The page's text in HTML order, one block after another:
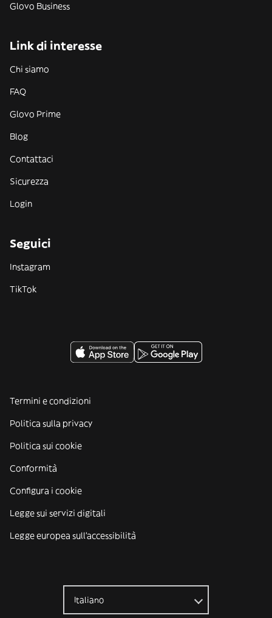
Glovo Business
Link di interesse
Chi siamo
FAQ
Glovo Prime
Blog
Contattaci
Sicurezza
Login
Seguici
Instagram
TikTok
Termini e condizioni
Politica sulla privacy
Politica sui cookie
Conformità
Configura i cookie
Legge sui servizi digitali
Legge europea sull'accessibilità